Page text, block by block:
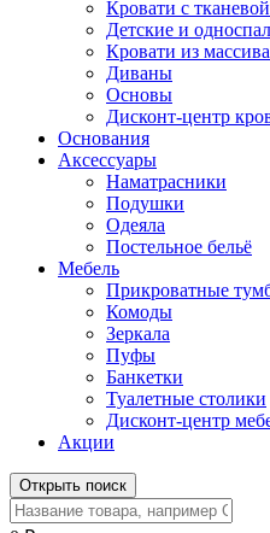
Кровати с
Детские и
Кровати из
Диваны
Основы
Дисконт-центр
Основания
Аксессуары
Наматрасники
Подушки
Одеяла
Постельное бельё
Мебель
Прикроватные
Комоды
Зеркала
Пуфы
Банкетки
Туалетные столики
Дисконт-центр
Акции
Открыть поиск